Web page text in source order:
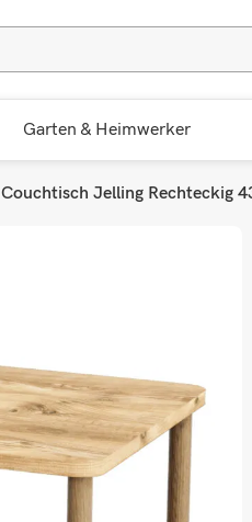
Garten & Heimwerker
Couchtisch Jelling Rechteckig